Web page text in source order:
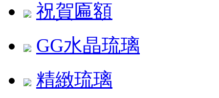
祝賀匾額
GG水晶琉璃
精緻琉璃